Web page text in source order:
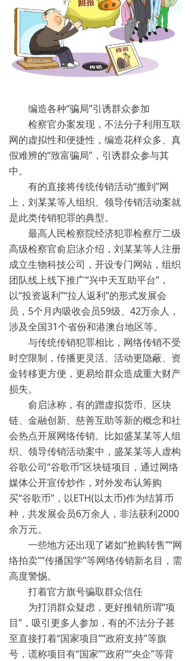
求助专区
大学生专栏
传销骗术
传销案例
违规直销
涉传公司
专家论点
揭秘传销
直销与传销详解
反传销论坛
反传销问答
编造各种“骗局”引诱群众参加
检察官办案发现，不法分子利用互联
网的虚拟性和便捷性，编造花样众多、真
假难辨的“致富骗局”，引诱群众参与其
中。
有的直接将传统传销活动“搬到”网
上，刘某某等人组织、领导传销活动案就
是此类传销犯罪的典型。
最高人民检察院经济犯罪检察厅二级
高级检察官俞启泳介绍，刘某某等人注册
成立生物科技公司，开设专门网站，组织
团队线上线下推广“兴中天互助平台”，
以“投资返利”“拉人返利”的形式发展会
员，5个月内吸收会员59级、42万余人，
涉及全国31个省份和港澳台地区等。
与传统传销犯罪相比，网络传销不受
时空限制，传播更灵活、活动更隐蔽、资
金转移更方便，更易给群众造成重大财产
损失。
俞启泳称，有的蹭虚拟货币、区块
链、金融创新、慈善互助等新的概念和社
会热点开展网络传销。比如盛某某等人组
织、领导传销活动案中，盛某某等人虚构
谷歌公司“谷歌币”区块链项目，通过网络
媒体公开宣传炒作，对外发布认筹购
买“谷歌币”，以ETH(以太币)作为结算币
种，共发展会员6万余人，非法获利2000
余万元。
一些地方还出现了诸如“抢购转售”“网
络拍卖”“传播国学”等网络传销新名目，需
高度警惕。
打着官方旗号骗取群众信任
为打消群众疑虑，更好推销所谓“项
目”，吸引更多人参加，有的不法分子甚
至直接打着“国家项目”“政府支持”等旗
号，谎称项目有“国家”“政府”“央企”等背